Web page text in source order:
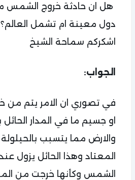
هل ان حادثة خروج
دول معينة ام تشمل العالم؟
الجواب:
في تصوري ان الامر يتم من
او جسيم ما في المدار
والارض مما يتسبب
المعتاد وهذا الحائل يزول
الشمس وكأنها خرجت من